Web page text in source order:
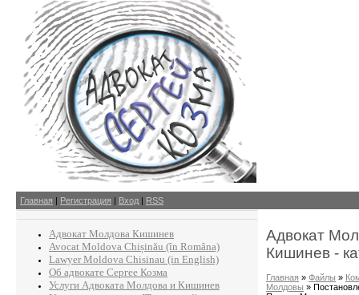
Главная | Регистрация | Вход | RSS
Адвокат Молдова Кишинев
Avocat Moldova Chișinău (în Româna)
Lawyer Moldova Chisinau (in English)
Об адвокате Сергее Козма
Услуги Адвоката Молдова и Кишинев
Адвокат
Кишинев -
Главная » Файлы »
Молдовы »